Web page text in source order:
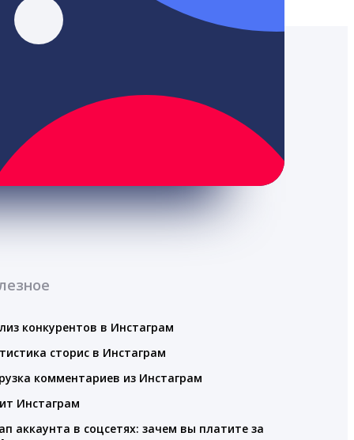
конкурентов в Инстаграм
сторис в Инстаграм
комментариев из Инстаграм
Инстаграм
аккаунта в соцсетях: зачем вы платите за